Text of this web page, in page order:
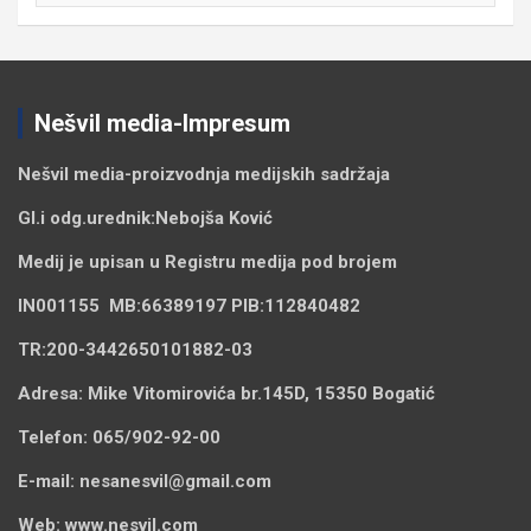
Nešvil media-Impresum
Nešvil media-proizvodnja medijskih sadržaja
Gl.i odg.urednik:Nebojša Ković
Medij je upisan u Registru medija pod brojem
IN001155 MB:66389197 PIB:112840482
TR:200-3442650101882-03
Adresa: Mike Vitomirovića br.145D, 15350 Bogatić
Telefon: 065/902-92-00
E-mail: nesanesvil@gmail.com
Web: www.nesvil.com